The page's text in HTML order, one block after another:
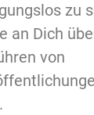
zu
an Dich
von